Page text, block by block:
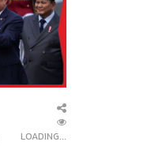
LOADING...